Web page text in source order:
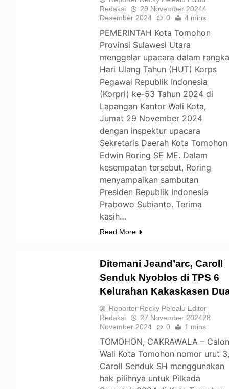
Redaksi
29 November 20244
Desember 2024
0 4 mins
PEMERINTAH Kota Tomohon
Provinsi Sulawesi Utara
menggelar upacara dalam
Hari Ulang Tahun (HUT) Korps
Pegawai Republik Indonesia
(Korpri) ke-53 Tahun 2024 di
Lapangan Kantor Wali Kota,
Jumat 29 November 2024
dengan inspektur upacara
Sekretaris Daerah Kota Tomohon
Edwin Roring SE ME. Dalam
kesempatan tersebut, Roring
menyampaikan sambutan
Presiden Republik Indonesia
Prabowo Subianto. Terima
kasih…
Read More
Ditemani Jeand’arc, Caroll
Senduk Nyoblos di TPS 6
Kelurahan Kakaskasen
Reporter Recky Pelealu Editor
Redaksi
27 November 202428
November 2024
0 1 mins
TOMOHON, CAKRAWALA –
Wali Kota Tomohon nomor urut
Caroll Senduk SH menggunakan
hak pilihnya untuk Pilkada